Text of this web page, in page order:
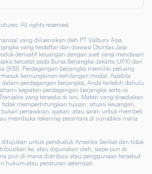
All rights reserved.
yang dilisensikan oleh PT Valbury Asia
yang terdaftar dan diawasi Otoritas Jasa
derivatif keuangan dengan aset yang mendasari
tercatat pada Bursa Berjangka Jakarta (JFX) dan
(KBI). Perdagangan berjangka memiliki peluang
kemungkinan kehilangan modal. Apabila
perdagangan berjangka, Anda terlebih dahulu
kegiatan perdagangan berjangka serta isi
yang tersedia di sini. Materi yang disediakan
memperhitungkan tujuan, situasi keuangan,
penawaran, ajakan, atau saran untuk membeli
membuka rekening perantara di yurisdiksi mana
untuk penduduk Amerika Serikat dan tidak
ke, atau digunakan oleh, siapa pun di
pun di mana distribusi atau penggunaan tersebut
hukum atau peraturan setempat.